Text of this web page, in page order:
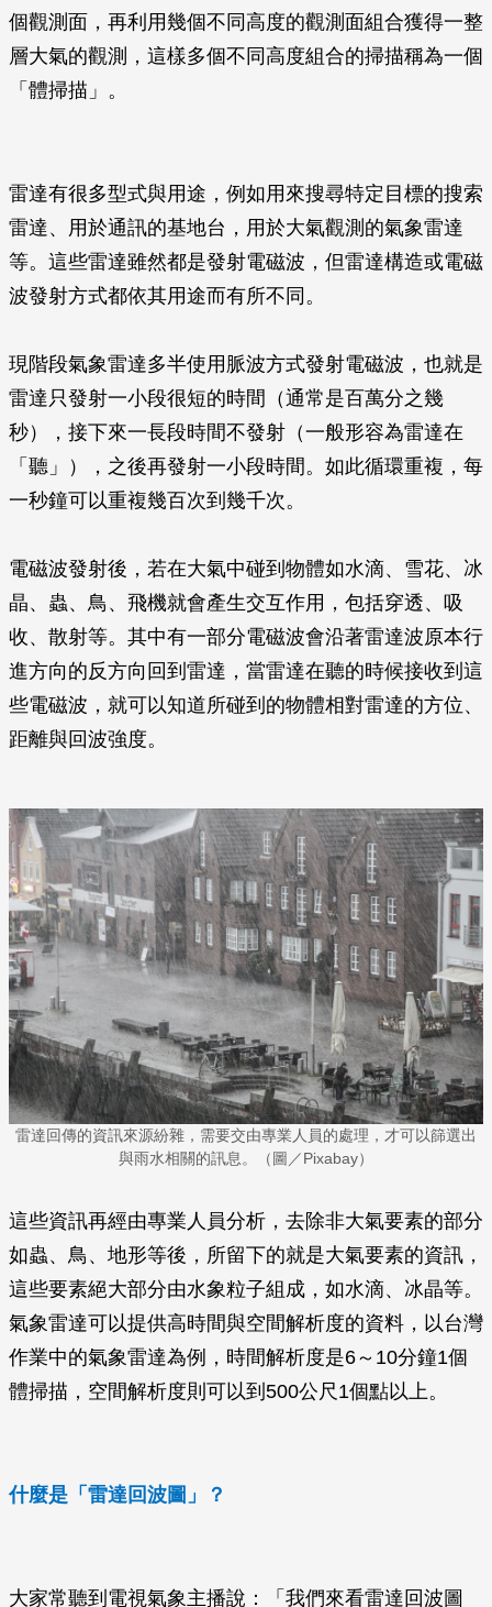
個觀測面，再利用幾個不同高度的觀測面組合獲得一整
層大氣的觀測，這樣多個不同高度組合的掃描稱為一個
「體掃描」。
雷達有很多型式與用途，例如用來搜尋特定目標的搜索
雷達、用於通訊的基地台，用於大氣觀測的氣象雷達
等。這些雷達雖然都是發射電磁波，但雷達構造或電磁
波發射方式都依其用途而有所不同。
現階段氣象雷達多半使用脈波方式發射電磁波，也就是
雷達只發射一小段很短的時間（通常是百萬分之幾
秒），接下來一長段時間不發射（一般形容為雷達在
「聽」），之後再發射一小段時間。如此循環重複，每
一秒鐘可以重複幾百次到幾千次。
電磁波發射後，若在大氣中碰到物體如水滴、雪花、冰
晶、蟲、鳥、飛機就會產生交互作用，包括穿透、吸
收、散射等。其中有一部分電磁波會沿著雷達波原本行
進方向的反方向回到雷達，當雷達在聽的時候接收到這
些電磁波，就可以知道所碰到的物體相對雷達的方位、
距離與回波強度。
雷達回傳的資訊來源紛雜，需要交由專業人員的處理，才可以篩選出
與雨水相關的訊息。（圖／Pixabay）
這些資訊再經由專業人員分析，去除非大氣要素的部分
如蟲、鳥、地形等後，所留下的就是大氣要素的資訊，
這些要素絕大部分由水象粒子組成，如水滴、冰晶等。
氣象雷達可以提供高時間與空間解析度的資料，以台灣
作業中的氣象雷達為例，時間解析度是6～10分鐘1個
體掃描，空間解析度則可以到500公尺1個點以上。
什麼是「雷達回波圖」？
大家常聽到電視氣象主播說：「我們來看雷達回波圖